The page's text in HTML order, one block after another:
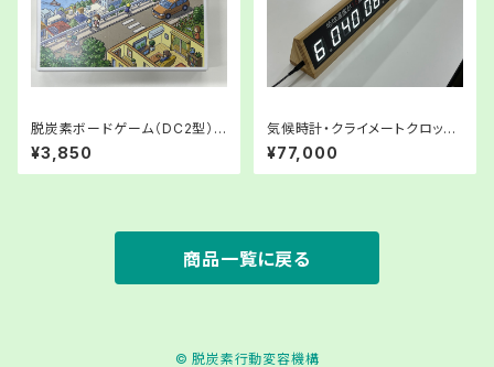
脱炭素ボードゲーム（DC2型）
【販売】
¥3,850
気候時計・クライメートクロッ
ク・Climate Clock（DC1型）
【販売】
¥77,000
商品一覧に戻る
© 脱炭素行動変容機構